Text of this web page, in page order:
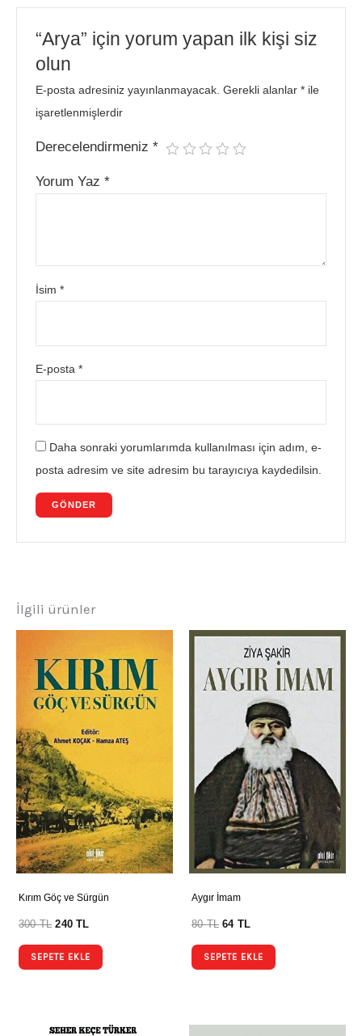
“Arya” için yorum yapan ilk kişi siz
olun
E-posta adresiniz yayınlanmayacak. Gerekli alanlar* ile
işaretlenmişlerdir
Derecelendirmeniz*
Yorum Yaz*
İsim*
E-posta*
Daha sonraki yorumlarımda kullanılması için adım, e-
posta adresim ve site adresim bu tarayıcıya kaydedilsin.
İlgili ürünler
Kırım Göç ve Sürgün
300TL 240TL
SEPETE EKLE
Aygır İmam
80TL 64 TL
SEPETE EKLE